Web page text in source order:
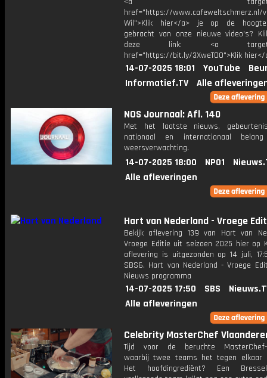
href="https://www.cafeweltschmerz.nl/
Wil">Klik hier</a> je op de
gebracht van onze nieuwe video's?
deze link: <a
href="https://bit.ly/3XweTO0">Klik hier</
14-07-2025 18:01 YouTube
Informatief.TV
Alle
NOS Journaal: Afl. 140
Met het laatste nieuws,
nationaal en internationaal
weersverwachting.
14-07-2025 18:00 NPO1
Alle afleveringen
Hart van Nederland - Vroege
Bekijk aflevering 139 van Hart van
Vroege Editie uit seizoen 2025 hier op
aflevering is uitgezonden op 14 juli,
SBS6. Hart van Nederland - Vroege
Nieuws programma
14-07-2025 17:50 SBS
Alle afleveringen
Celebrity MasterChef
Tijd voor de beruchte MasterChef-
waarbij twee teams het tegen elkaar
Het hoofdingrediënt? Een